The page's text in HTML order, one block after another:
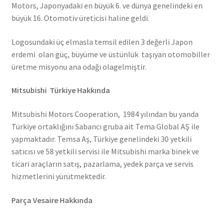
Motors, Japonyadaki en büyük 6. ve dünya genelindeki en
büyük 16. Otomotiv üreticisi haline geldi.
Logosundaki üç elmasla temsil edilen 3 değerli Japon
erdemi olan güç, büyüme ve üstünlük taşıyan otomobiller
üretme misyonu ana odağı olagelmiştir.
Mitsubishi Türkiye Hakkında
Mitsubishi Motors Cooperation, 1984 yılından bu yanda
Türkiye ortaklığını Sabancı gruba ait Tema Global AŞ ile
yapmaktadır. Temsa Aş, Türkiye genelindeki 30 yetkili
satıcısı ve 58 yetkili servisi ile Mitsubishi marka binek ve
ticari araçların satış, pazarlama, yedek parça ve servis
hizmetlerini yürütmektedir.
Parça Vesaire Hakkında